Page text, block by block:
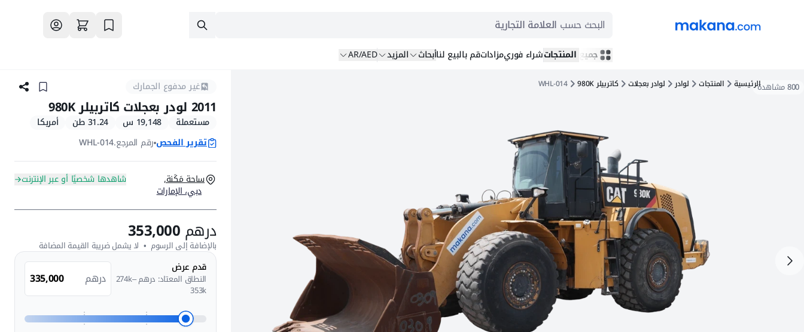
البحث حسب العلامة التجارية
جميع المنتجاتشراء فوريمزاداتقم بالبيع لناأبحاث المزيد AR/AED
الرئيسية المنتجات لوادر لوادر بعجلات كاتربيلر 980K WHL-014 800مشاهدة غير مدفوع الجمارك
2011 لودر بعجلات كاتربيلر 980K
مستعملة 19,148 س 31.24 طن
أمريكا
تقرير الفحصرقم المرجع.WHL-014
ساحة مَكَنة,
دبي، الإمارات
شاهدها شخصيًا أو عبر الإنترنت
درهم353,000
بالإضافة إلى الرسوم  •  لا يشمل ضريبة القيمة المضافة
قدم عرض
النطاق المعتاد: درهم 274k–
353k
درهم